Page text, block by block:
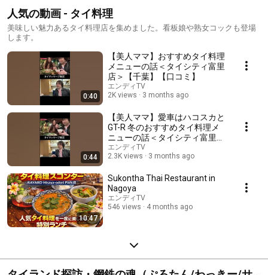
人気の動画 - タイ料理
美味しい魅力あるタイ料理店を集めました。看板娘や熟女コックも登場
します。
0:40
【美人ママ】おすすめタイ料理
メニューの話＜タイシティ富里
店＞【千葉】【口コミ】
エンディTV
2K views
3 months ago
0:44
【美人ママ】愛車はハコスカと
GT-R 冬のおすすめタイ料理メ
ニューの話＜タイシティ富里店
＞【千葉】【口コミ】
エンディTV
2.3K views
3 months ago
10:47
Sukontha Thai Restaurant in
Nagoya
エンディTV
546 views
4 months ago